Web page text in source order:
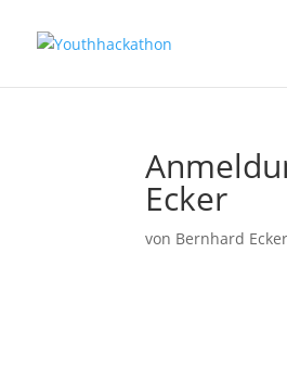
Ecker
von Bernhard Ecker